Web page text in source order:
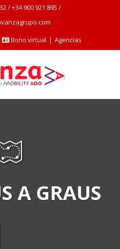
/+34 900 921 895 /
Bono virtual | Agencias
A GRAUS